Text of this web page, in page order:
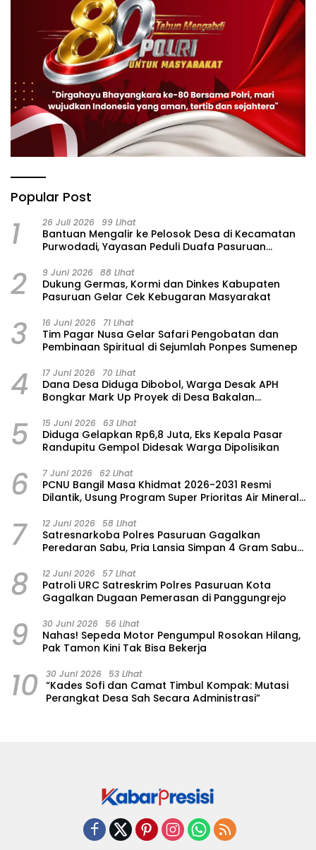
Popular Post
1 26 Juli 2026 99 Lihat
‎Bantuan Mengalir ke Pelosok Desa di Kecamatan
Purwodadi, Yayasan Peduli Duafa Pasuruan
2 9 Juni 2026 88 Lihat
Dukung Germas, Kormi dan Dinkes Kabupaten
Pasuruan Gelar Cek Kebugaran Masyarakat
3 16 Juni 2026 71 Lihat
Tim Pagar Nusa Gelar Safari Pengobatan dan
Pembinaan Spiritual di Sejumlah Ponpes Sumenep
4 17 Juni 2026 70 Lihat
Dana Desa Diduga Dibobol, Warga Desak APH
Bongkar Mark Up Proyek di Desa Bakalan
5 15 Juni 2026 63 Lihat
‎Diduga Gelapkan Rp6,8 Juta, Eks Kepala Pasar
Randupitu Gempol Didesak Warga Dipolisikan
6 7 Juni 2026 62 Lihat
‎PCNU Bangil Masa Khidmat 2026-2031 Resmi
Dilantik, Usung Program Super Prioritas Air Mineral
7 12 Juni 2026 58 Lihat
Satresnarkoba Polres Pasuruan Gagalkan
Peredaran Sabu, Pria Lansia Simpan 4 Gram Sabu
8 12 Juni 2026 57 Lihat
Patroli URC Satreskrim Polres Pasuruan Kota
Gagalkan Dugaan Pemerasan di Panggungrejo
9 30 Juni 2026 56 Lihat
‎Nahas! Sepeda Motor Pengumpul Rosokan Hilang,
Pak Tamon Kini Tak Bisa Bekerja
10 30 Juni 2026 53 Lihat
“Kades Sofi dan Camat Timbul Kompak: Mutasi
Perangkat Desa Sah Secara Administrasi”